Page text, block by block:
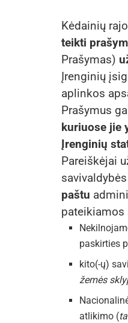
Kėdainių
teikti
Prašymas)
Įrenginių
aplinkos
Prašymus
kuriuose jie
Įrenginių
Pareiškėjai
paštu
pateikiamos
paskirties
kito(-ų)
žemės
atlikimo (